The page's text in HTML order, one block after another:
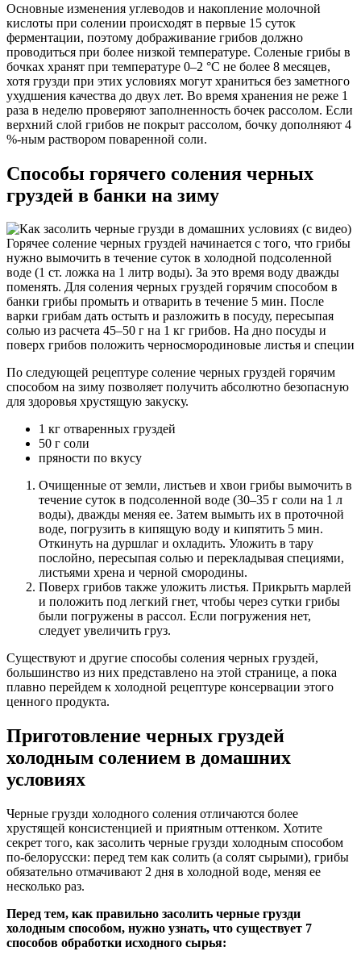
Основные изменения углеводов и накопление молочной
кислоты при солении происходят в первые 15 суток
ферментации, поэтому дображивание грибов должно
проводиться при более низкой температуре. Соленые грибы в
бочках хранят при температуре 0–2 °C не более 8 месяцев,
хотя грузди при этих условиях могут храниться без заметного
ухудшения качества до двух лет. Во время хранения не реже 1
раза в неделю проверяют заполненность бочек рассолом. Если
верхний слой грибов не покрыт рассолом, бочку дополняют 4
%-ным раствором поваренной соли.
Способы горячего соления черных
груздей в банки на зиму
Горячее соление черных груздей начинается с того, что грибы
нужно вымочить в течение суток в холодной подсоленной
воде (1 ст. ложка на 1 литр воды). За это время воду дважды
поменять. Для соления черных груздей горячим способом в
банки грибы промыть и отварить в течение 5 мин. После
варки грибам дать остыть и разложить в посуду, пересыпая
солью из расчета 45–50 г на 1 кг грибов. На дно посуды и
поверх грибов положить черносмородиновые листья и специи
По следующей рецептуре соление черных груздей горячим
способом на зиму позволяет получить абсолютно безопасную
для здоровья хрустящую закуску.
1 кг отваренных груздей
50 г соли
пряности по вкусу
Очищенные от земли, листьев и хвои грибы вымочить в
течение суток в подсоленной воде (30–35 г соли на 1 л
воды), дважды меняя ее. Затем вымыть их в проточной
воде, погрузить в кипящую воду и кипятить 5 мин.
Откинуть на дуршлаг и охладить. Уложить в тару
послойно, пересыпая солью и перекладывая специями,
листьями хрена и черной смородины.
Поверх грибов также уложить листья. Прикрыть марлей
и положить под легкий гнет, чтобы через сутки грибы
были погружены в рассол. Если погружения нет,
следует увеличить груз.
Существуют и другие способы соления черных груздей,
большинство из них представлено на этой странице, а пока
плавно перейдем к холодной рецептуре консервации этого
ценного продукта.
Приготовление черных груздей
холодным солением в домашних
условиях
Черные грузди холодного соления отличаются более
хрустящей консистенцией и приятным оттенком. Хотите
секрет того, как засолить черные грузди холодным способом
по-белорусски: перед тем как солить (а солят сырыми), грибы
обязательно отмачивают 2 дня в холодной воде, меняя ее
несколько раз.
Перед тем, как правильно засолить черные грузди
холодным способом, нужно узнать, что существует 7
способов обработки исходного сырья: